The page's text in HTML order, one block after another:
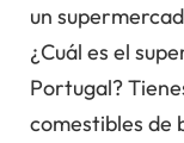
un
¿Cuál es el
Portugal?
comestibles de